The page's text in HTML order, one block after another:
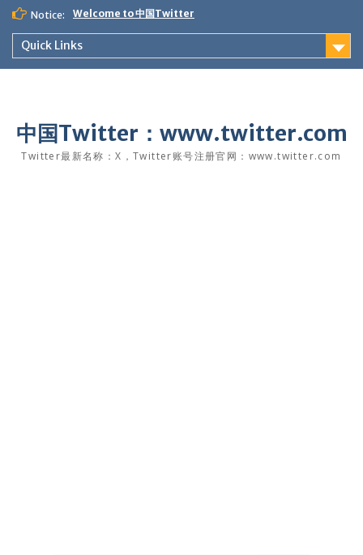
Skip
content
Notice: Welcome to 中国Twitter
Quick Links
中国Twitter：www.twitter.com
Twitter最新名称：X，Twitter账号注册官网：www.twitter.com